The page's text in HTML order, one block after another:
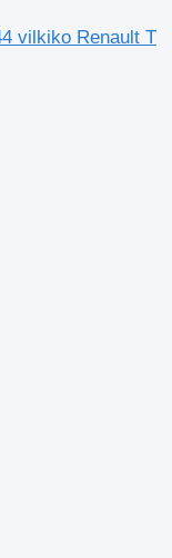
vilkiko Renault T